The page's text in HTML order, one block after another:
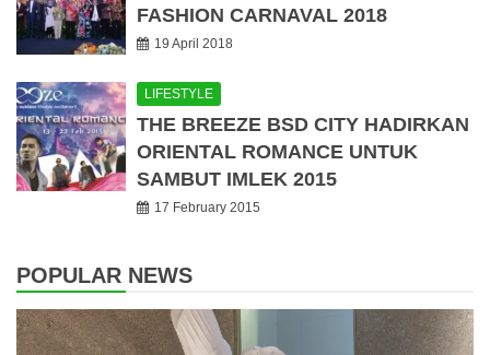
FASHION CARNAVAL 2018
19 April 2018
LIFESTYLE
THE BREEZE BSD CITY HADIRKAN
ORIENTAL ROMANCE UNTUK
SAMBUT IMLEK 2015
17 February 2015
POPULAR NEWS